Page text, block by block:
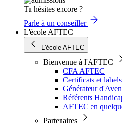
Tu hésites encore ?
Parle à un conseiller
L'école AFTEC
L'école AFTEC
Bienvenue à l'AFTEC
CFA AFTEC
Certificats et labels
Générateur
Référents
AFTEC en
Partenaires